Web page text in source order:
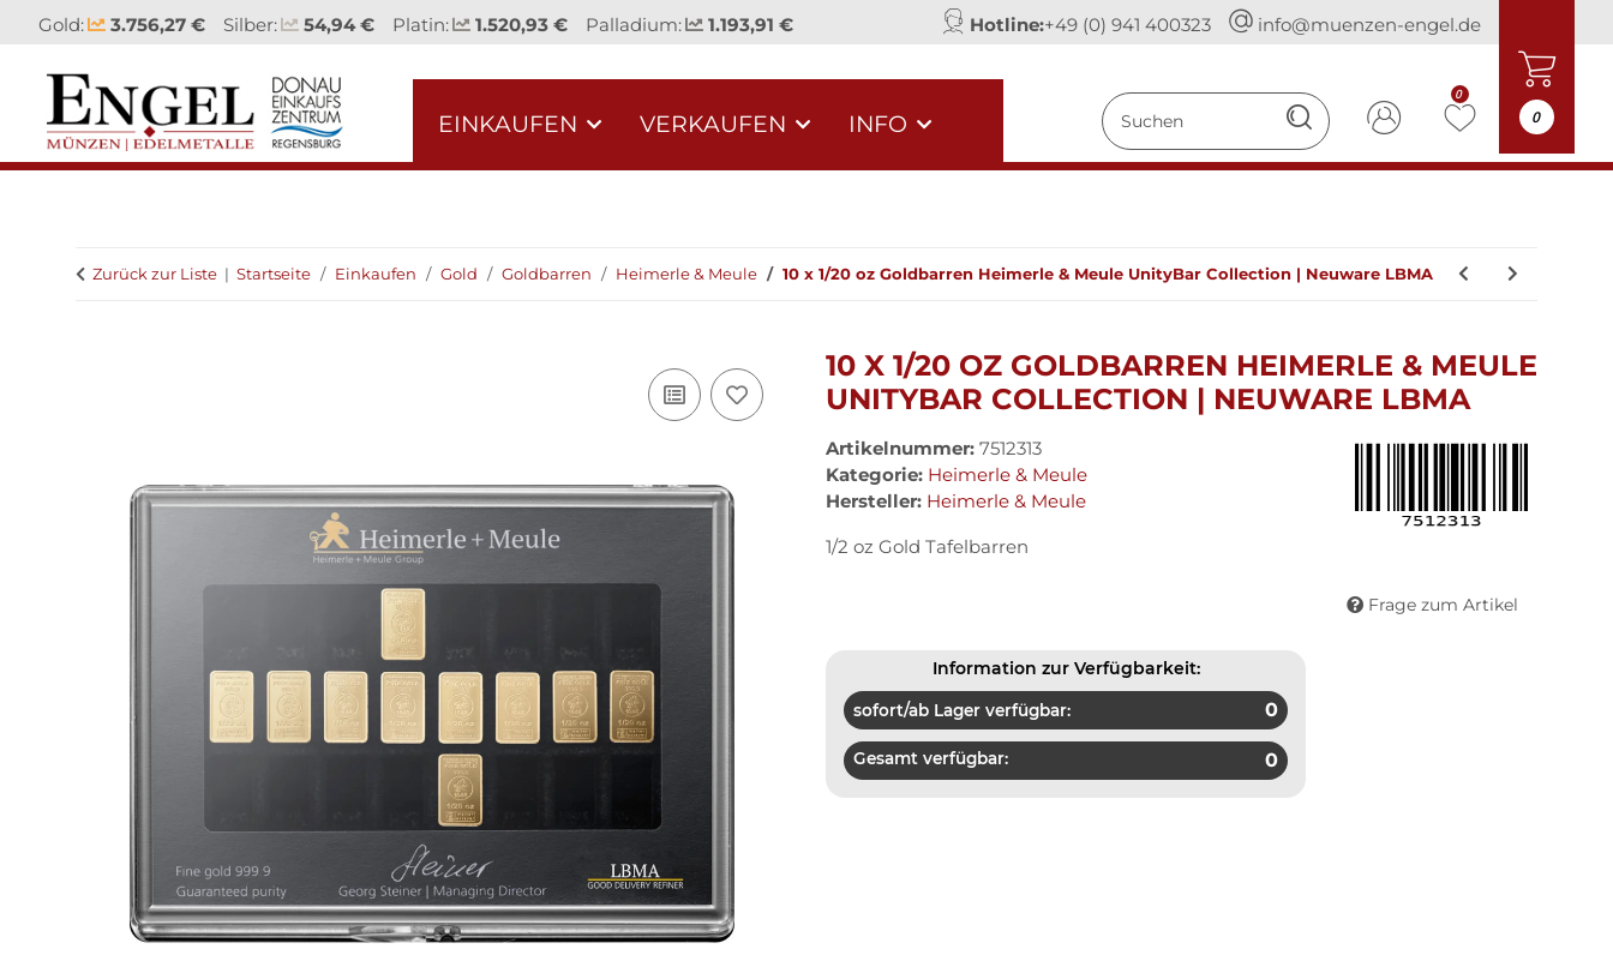
Gold: 3.756,27 € Silber: 54,94 € Platin: 1.520,93 € Palladium: 1.193,91 € Hotline:+49 (0) 941 400323 info@muenzen-engel.de
0
0
EINKAUFEN VERKAUFEN INFO
Zurück zur Liste Startseite Einkaufen Gold Goldbarren Heimerle & Meule 10 x 1/20 oz Goldbarren Heimerle & Meule UnityBar Collection | Neuware LBMA
10 X 1/20 OZ GOLDBARREN HEIMERLE & MEULE
UNITYBAR COLLECTION | NEUWARE LBMA
Artikelnummer: 7512313
Kategorie: Heimerle & Meule
Hersteller: Heimerle & Meule
1/2 oz Gold Tafelbarren
Frage zum Artikel
Information zur Verfügbarkeit:
sofort/ab Lager verfügbar: 0
Gesamt verfügbar: 0